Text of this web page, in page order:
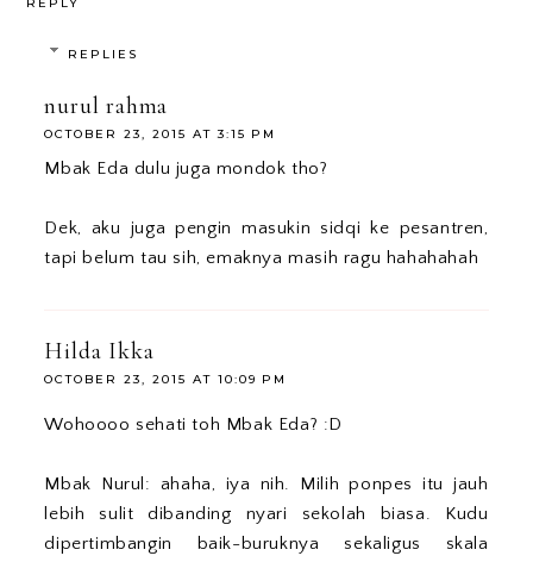
REPLIES
nurul rahma
OCTOBER 23, 2015 AT 3:15 PM
Mbak Eda dulu juga mondok tho?
Dek, aku juga pengin masukin sidqi ke pesantren,
tapi belum tau sih, emaknya masih ragu hahahahah
Hilda Ikka
OCTOBER 23, 2015 AT 10:09 PM
Wohoooo sehati toh Mbak Eda? :D
Mbak Nurul: ahaha, iya nih. Milih ponpes itu jauh
lebih sulit dibanding nyari sekolah biasa. Kudu
dipertimbangin baik-buruknya sekaligus skala